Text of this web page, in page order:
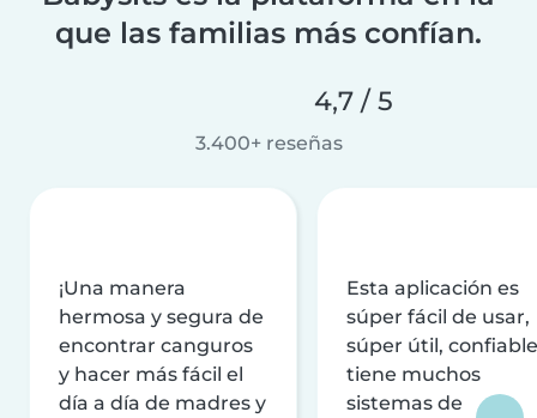
que las familias más confían.
4,7 / 5
3.400+ reseñas
¡Una manera
hermosa y segura de
encontrar canguros
y hacer más fácil el
día a día de madres y
Esta aplicación es
súper fácil de usar,
súper útil,
tiene muchos
sistemas de